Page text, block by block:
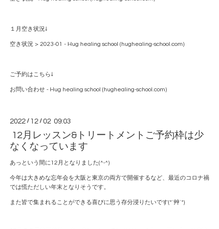
１月空き状況↓
空き状況 > 2023-01 - Hug healing school (hughealing-school.com)
ご予約はこちら↓
お問い合わせ - Hug healing school (hughealing-school.com)
2022 / 12 /02 09:03
12月レッスン&トリートメントご予約枠は少
なくなっています
あっという間に12月となりました(^-^)
今年は大きめな忘年会を大阪と東京の両方で開催するなど、最近のコロナ禍
では慌ただしい年末となりそうです。
また皆で集まれることができる喜びに思う存分浸りたいです(*´艸`*)